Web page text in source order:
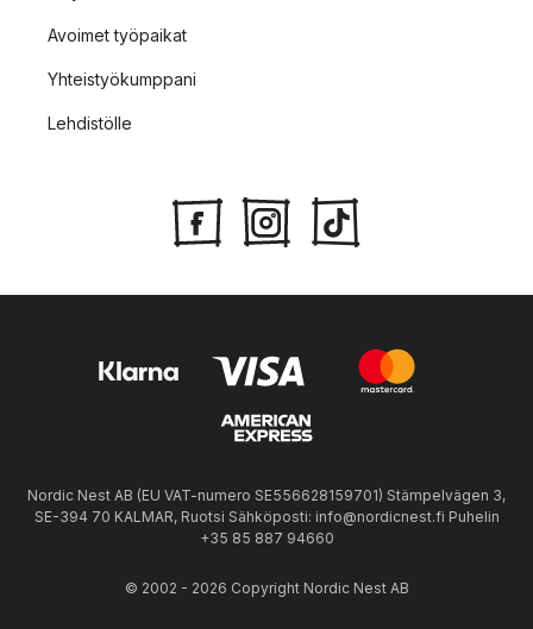
Avoimet työpaikat
Yhteistyökumppani
Lehdistölle
Nordic Nest AB (EU VAT-numero SE556628159701) Stämpelvägen 3,
SE-394 70 KALMAR, Ruotsi Sähköposti: info@nordicnest.fi Puhelin
+35 85 887 94660
© 2002 - 2026 Copyright Nordic Nest AB